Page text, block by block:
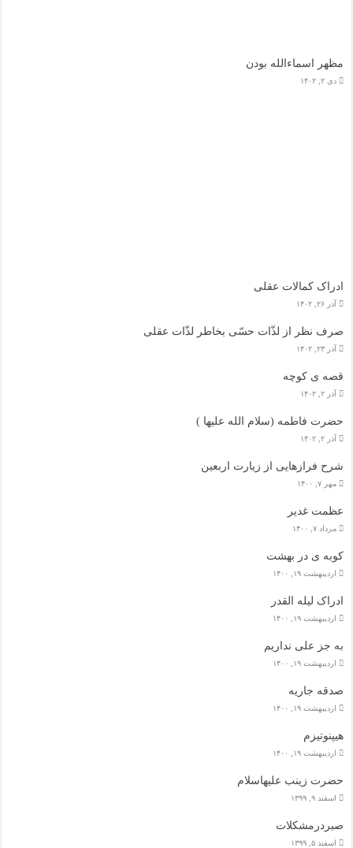
مظهر اسماءالله بودن
دی ۲, ۱۴۰۲
ادراک کمالات عقلی
آذر ۲۶, ۱۴۰۲
صرف نظر از لذّات حسّی بخاطر لذّات عقلی
آذر ۲۳, ۱۴۰۲
قصه ی کوچه
آذر ۲, ۱۴۰۲
حضرت فاطمه (سلام الله علیها )
آذر ۲, ۱۴۰۲
شرح فرازهایی از زیارت اربعین
مهر ۷, ۱۴۰۰
عظمت غدیر
مرداد ۷, ۱۴۰۰
کوبه ی در بهشت
اردیبهشت ۱۹, ۱۴۰۰
ادراک لیله القدر
اردیبهشت ۱۹, ۱۴۰۰
به جز علی نداریم
اردیبهشت ۱۹, ۱۴۰۰
صدقه جاریه
اردیبهشت ۱۹, ۱۴۰۰
هیپنوتیزم
اردیبهشت ۱۹, ۱۴۰۰
حضرت زینب علیهاسلام
اسفند ۹, ۱۳۹۹
صبردرمشکلات
اسفند ۵, ۱۳۹۹